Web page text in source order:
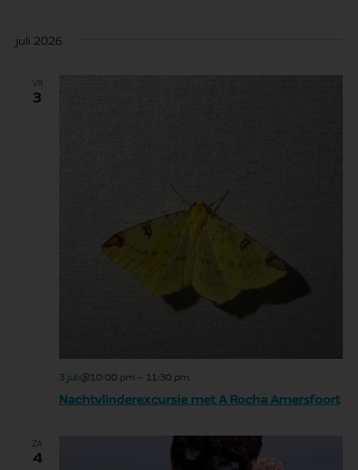
juli 2026
VR
3
Nachtvlinderexcursie met A Rocha Amersfoort
3 juli@10:00 pm - 11:30 pm
ZA
4